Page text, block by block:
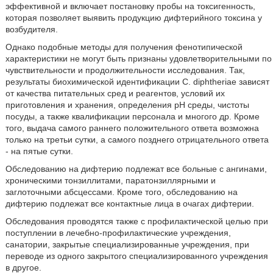
эффективной и включает постановку пробы на токсигенность,
которая позволяет выявить продукцию дифтерийного токсина у
возбудителя.
Однако подобные методы для получения фенотипической
характеристики не могут быть признаны удовлетворительными по
чувствительности и продолжительности исследования. Так,
результаты биохимической идентификации С. diphtheriae зависят
от качества питательных сред и реагентов, условий их
приготовления и хранения, определения рН среды, чистоты
посуды, а также квалификации персонала и многого др. Кроме
того, выдача самого раннего положительного ответа возможна
только на третьи сутки, а самого позднего отрицательного ответа
- на пятые сутки.
Обследованию на дифтерию подлежат все больные с ангинами,
хроническими тонзиллитами, паратонзиллярными и
заглоточными абсцессами. Кроме того, обследованию на
дифтерию подлежат все контактные лица в очагах дифтерии.
Обследования проводятся также с профилактической целью при
поступлении в лечебно-профилактические учреждения,
санатории, закрытые специализированные учреждения, при
переводе из одного закрытого специализированного учреждения
в другое.